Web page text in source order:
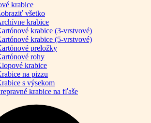
krabice
všetko
krabice
krabice (3-vrstvové)
krabice (5-vrstvové)
preložky
rohy
krabice
na pizzu
s výsekom
krabice na fľaše